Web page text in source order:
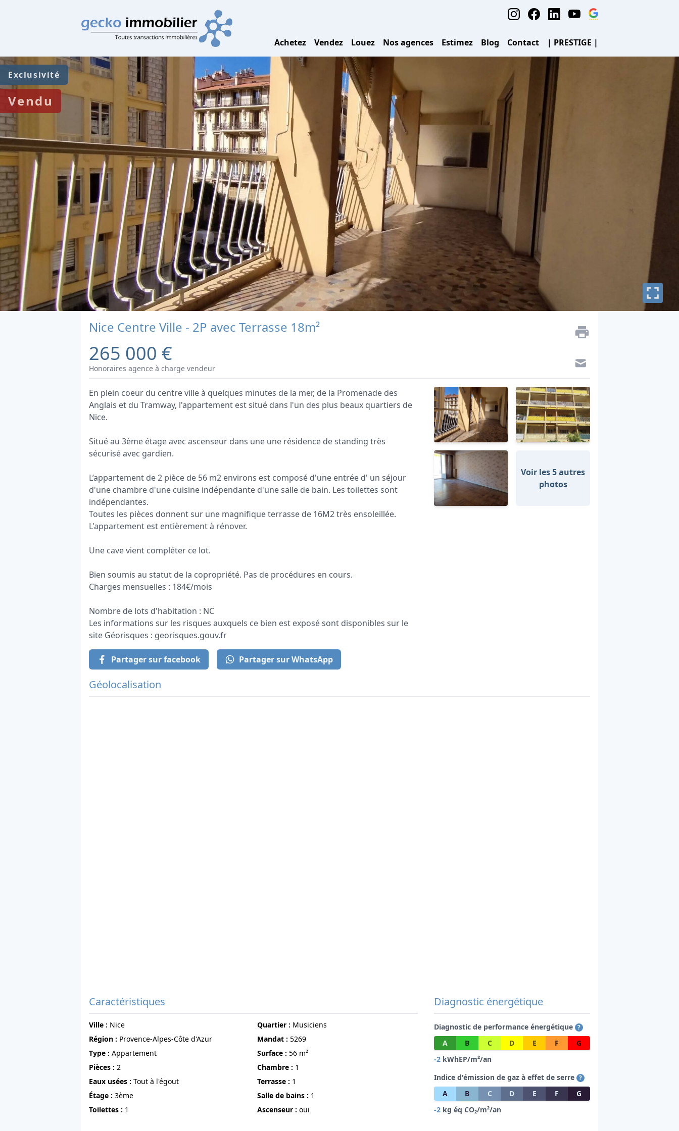
Achetez Vendez Louez Nos agences Estimez Blog Contact | PRESTIGE |
Exclusivité
Vendu
Nice Centre Ville - 2P avec Terrasse 18m²
265 000 €
Honoraires agence à charge vendeur
En plein coeur du centre ville à quelques minutes de la mer, de la Promenade des
Anglais et du Tramway, l'appartement est situé dans l'un des plus beaux quartiers de
Nice.
Situé au 3ème étage avec ascenseur dans une une résidence de standing très
sécurisé avec gardien.
L’appartement de 2 pièce de 56 m2 environs est composé d'une entrée d' un séjour
d'une chambre d'une cuisine indépendante d'une salle de bain. Les toilettes sont
indépendantes.
Toutes les pièces donnent sur une magnifique terrasse de 16M2 très ensoleillée.
L'appartement est entièrement à rénover.
Une cave vient compléter ce lot.
Bien soumis au statut de la copropriété. Pas de procédures en cours.
Charges mensuelles : 184€/mois
Nombre de lots d'habitation : NC
Les informations sur les risques auxquels ce bien est exposé sont disponibles sur le
site Géorisques : georisques.gouv.fr
Partager sur facebook Partager sur WhatsApp
Voir les 5 autres
photos
Géolocalisation
Caractéristiques
ville : Nice Quartier : Musiciens
région : Provence-Alpes-Côte d'Azur Mandat : 5269
Type : Appartement surface : 56 m²
pièces : 2 chambre : 1
Eaux usées : Tout à l'égout terrasse : 1
étage : 3ème Salle de bains : 1
Toilettes : 1 Ascenseur : oui
Diagnostic énergétique
Diagnostic de performance énergétique ?
A B C D E F
G
-2kWhEP/m²/an
Indice d'émission de gaz à effet de serre ?
A B C D E F
G
-2kg éq CO₂/m²/an